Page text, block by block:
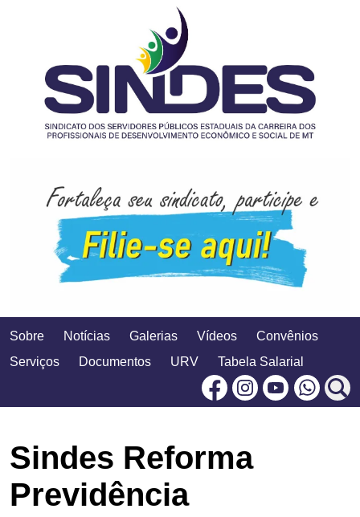
Sobre Notícias Galerias Vídeos
Convênios
Serviços
Documentos URV
Tabela Salarial
FacebookInstagram
Sindes Reforma
Previdência